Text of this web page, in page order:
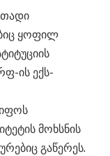
ყოფილ
ის ექს-
მოხსნის
გაწერეს.